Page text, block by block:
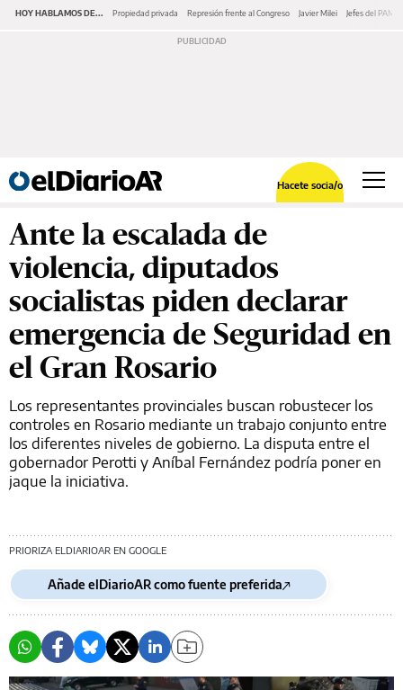
HOY HABLAMOS DE... Propiedad privada Represión frente al Congreso Javier Milei Jefes del PAMI
Hacete socia/o
Ante la escalada de
violencia, diputados
socialistas piden declarar
emergencia de Seguridad en
el Gran Rosario
Los representantes provinciales buscan robustecer los
controles en Rosario mediante un trabajo conjunto entre
los diferentes niveles de gobierno. La disputa entre el
gobernador Perotti y Aníbal Fernández podría poner en
jaque la iniciativa.
PRIORIZA ELDIARIOAR EN GOOGLE
Añade elDiarioAR como fuente preferida